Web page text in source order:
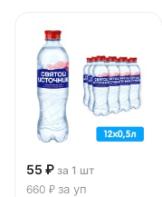
55 ₽ за 1 шт
660 ₽ за уп